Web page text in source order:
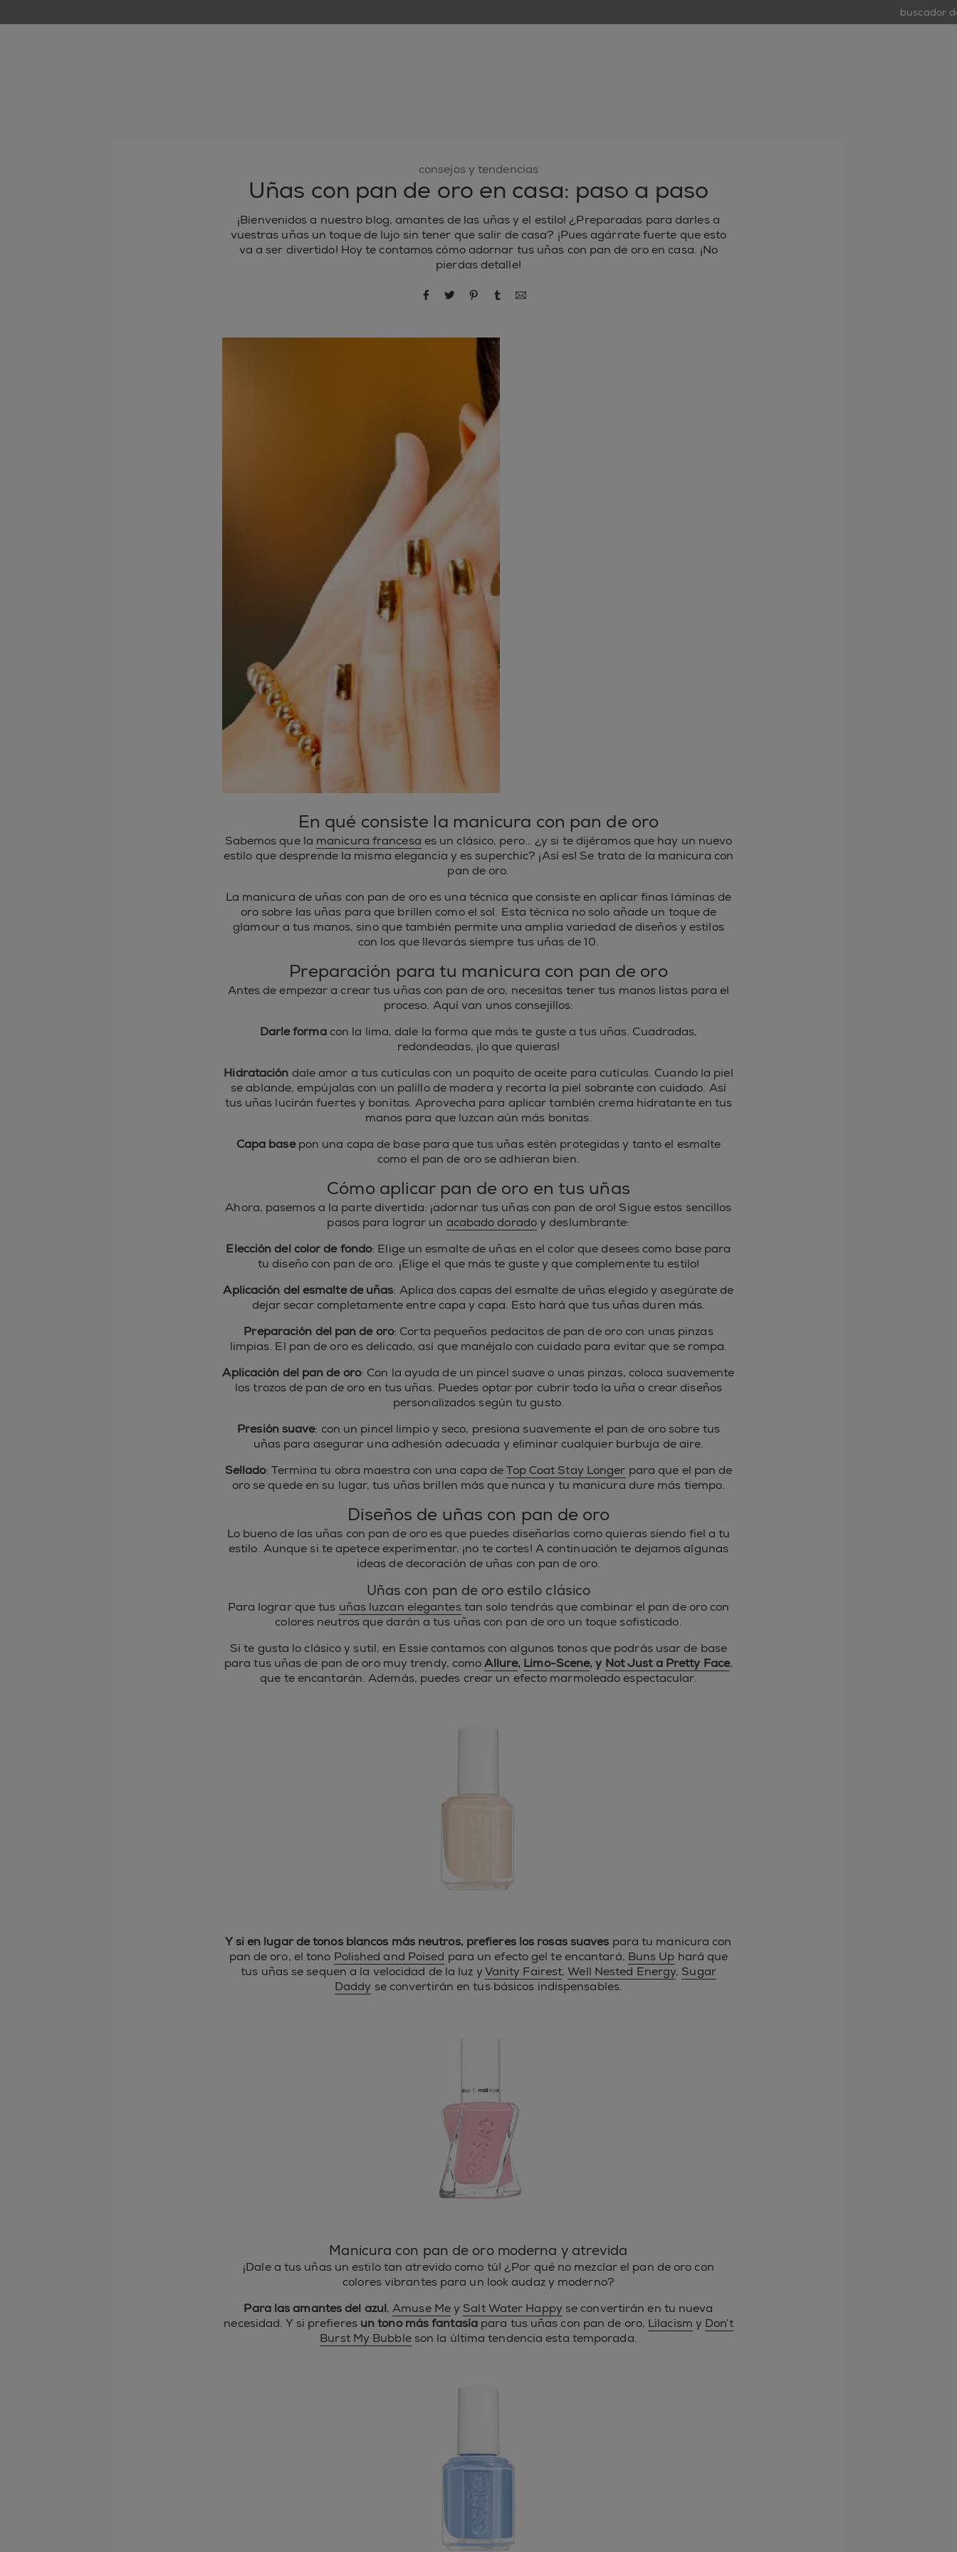
buscador
consejos y tendencias
Uñas con pan de oro en casa: paso a paso
¡Bienvenidos a nuestro blog, amantes de las uñas y el estilo! ¿Preparadas para darles a
vuestras uñas un toque de lujo sin tener que salir de casa? ¡Pues agárrate fuerte que esto
va a ser divertido! Hoy te contamos cómo adornar tus uñas con pan de oro en casa. ¡No
pierdas detalle!
compartir por Facebook
compartir por Twitter
compartir por Pinterest
compartir por Tumblr
compartir por correo electrónico
En qué consiste la manicura con pan de oro
Sabemos que la manicura francesa es un clásico, pero… ¿y si te dijéramos que hay un nuevo
estilo que desprende la misma elegancia y es superchic? ¡Así es! Se trata de la manicura con
pan de oro.
La manicura de uñas con pan de oro es una técnica que consiste en aplicar finas láminas de
oro sobre las uñas para que brillen como el sol. Esta técnica no solo añade un toque de
glamour a tus manos, sino que también permite una amplia variedad de diseños y estilos
con los que llevarás siempre tus uñas de 10.
Preparación para tu manicura con pan de oro
Antes de empezar a crear tus uñas con pan de oro, necesitas tener tus manos listas para el
proceso. Aquí van unos consejillos:
Darle formacon la lima, dale la forma que más te guste a tus uñas. Cuadradas,
redondeadas, ¡lo que quieras!
Hidratación dale amor a tus cutículas con un poquito de aceite para cutículas. Cuando la piel
se ablande, empújalas con un palillo de madera y recorta la piel sobrante con cuidado. Así
tus uñas lucirán fuertes y bonitas. Aprovecha para aplicar también crema hidratante en tus
manos para que luzcan aún más bonitas.
Capa basepon una capa de base para que tus uñas estén protegidas y tanto el esmalte
como el pan de oro se adhieran bien.
Cómo aplicar pan de oro en tus uñas
Ahora, pasemos a la parte divertida: ¡adornar tus uñas con pan de oro! Sigue estos sencillos
pasos para lograr un acabado doradoy deslumbrante:
Elección del color de fondo: Elige un esmalte de uñas en el color que desees como base para
tu diseño con pan de oro. ¡Elige el que más te guste y que complemente tu estilo!
Aplicación del esmalte de uñas: Aplica dos capas del esmalte de uñas elegido y asegúrate de
dejar secar completamente entre capa y capa. Esto hará que tus uñas duren más.
Preparación del pan de oro: Corta pequeños pedacitos de pan de oro con unas pinzas
limpias. El pan de oro es delicado, así que manéjalo con cuidado para evitar que se rompa.
Aplicación del pan de oro: Con la ayuda de un pincel suave o unas pinzas, coloca suavemente
los trozos de pan de oro en tus uñas. Puedes optar por cubrir toda la uña o crear diseños
personalizados según tu gusto.
Presión suave: con un pincel limpio y seco, presiona suavemente el pan de oro sobre tus
uñas para asegurar una adhesión adecuada y eliminar cualquier burbuja de aire.
Sellado: Termina tu obra maestra con una capa deTop Coat Stay Longer para que el pan de
oro se quede en su lugar, tus uñas brillen más que nunca y tu manicura dure más tiempo.
Diseños de uñas con pan de oro
Lo bueno de las uñas con pan de oro es que puedes diseñarlas como quieras siendo fiel a tu
estilo. Aunque si te apetece experimentar, ¡no te cortes! A continuación te dejamos algunas
ideas de decoración de uñas con pan de oro.
Uñas con pan de oro estilo clásico
Para lograr que tus uñas luzcan elegantestan solo tendrás que combinar el pan de oro con
colores neutros que darán a tus uñas con pan de oro un toque sofisticado.
Si te gusta lo clásico y sutil, en Essie contamos con algunos tonos que podrás usar de base
para tus uñas de pan de oro muy trendy, comoAllure, Limo-Scene, y Not Just a Pretty Face,
que te encantarán. Además, puedes crear un efecto marmoleado espectacular.
Y si en lugar de tonos blancos más neutros, prefieres los rosas suaves para tu manicura con
pan de oro, el tono Polished and Poised para un efecto gel te encantará, Buns Up hará que
tus uñas se sequen a la velocidad de la luz yVanity Fairest,Well Nested Energy, Sugar
Daddy se convertirán en tus básicos indispensables.
Manicura con pan de oro moderna y atrevida
¡Dale a tus uñas un estilo tan atrevido como tú! ¿Por qué no mezclar el pan de oro con
colores vibrantes para un look audaz y moderno?
Para las amantes del azul,Amuse Mey Salt Water Happy se convertirán en tu nueva
necesidad. Y si prefieres un tono más fantasíapara tus uñas con pan de oro, Lilacism y Don’t
Burst My Bubbleson la última tendencia esta temporada.